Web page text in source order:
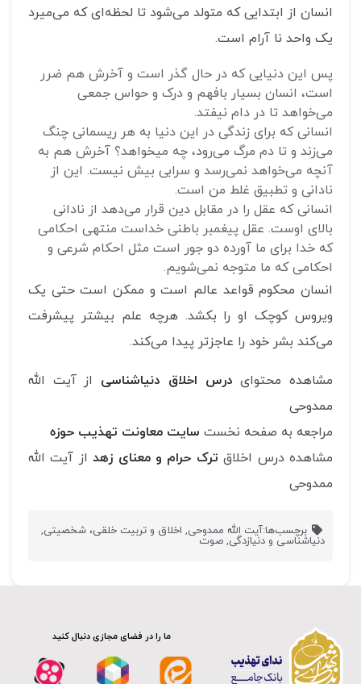
انسان از ابتدایی که متولد می‌شود تا لحظه‌ای که می‌میرد
یک واحد نا آرام است.
پس این دنیایی که در حال گذر است و آخرش هم ضرر
است، انسان بسیار بافهم و درک و حواس جمعی
می‌خواهد تا در دام نیفتد.
انسانی که برای زندگی در این دنیا به هر ریسمانی چنگ
می‌زند و تا دم مرگ می‌رود، چه می‎خواهد؟ آخرش هم به
آنچه می‌خواهد نمی‌رسد و سرابی بیش نیست. این از
نادانی و تطبیق غلط من است.
انسانی که عقل را در مقابل دین قرار می‌دهد از نادانی
بالای اوست. عقل پیغمبر باطنی خداست منتهی احکامی
که خدا برای ما آورده دو جور است مثل احکام شرعی و
احکامی که ما متوجه نمی‌شویم.
انسان محکوم قواعد عالم است و ممکن است حتی یک
ویروس کوچک او را بکشد. هرچه علم بیشتر پیشرفت
می‌کند بشر خود را عاجزتر پیدا می‌کند.
مشاهده محتوای درس اخلاق دنیاشناسی از آیت الله
ممدوحی
مراجعه به صفحه نخست سایت معاونت تهذیب حوزه
مشاهده درس اخلاق ترک حرام و معنای زهداز آیت الله
ممدوحی
برچسب‌ها:آیت الله ممدوحی, اخلاق و تربیت خلقی، شخصیتی,
دنیاشناسی و دنیازدگی, صوت
ما را در فضای مجازی دنبال کنید